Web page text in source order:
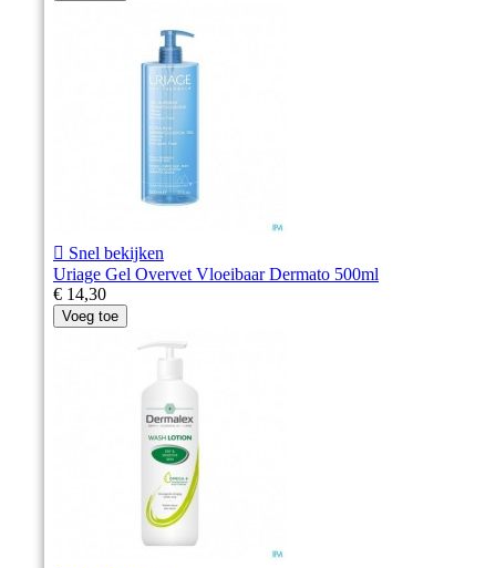
 Snel bekijken
Uriage Gel Overvet Vloeibaar Dermato 500ml
€ 14,30
Voeg toe